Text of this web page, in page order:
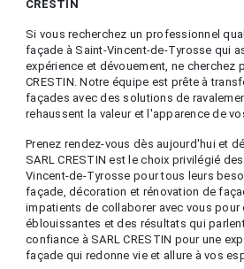
CRESTIN
Si vous recherchez un professionnel
façade à Saint-Vincent-de-Tyrosse qui
expérience et dévouement, ne cherchez
CRESTIN. Notre équipe est prête à
façades avec des solutions de
rehaussent la valeur et l'apparence de
Prenez rendez-vous dès aujourd'hui et
SARL CRESTIN est le choix privilégié
Vincent-de-Tyrosse pour tous leurs
façade, décoration et rénovation de
impatients de collaborer avec vous pour
éblouissantes et des résultats qui
confiance à SARL CRESTIN pour une
façade qui redonne vie et allure à vos